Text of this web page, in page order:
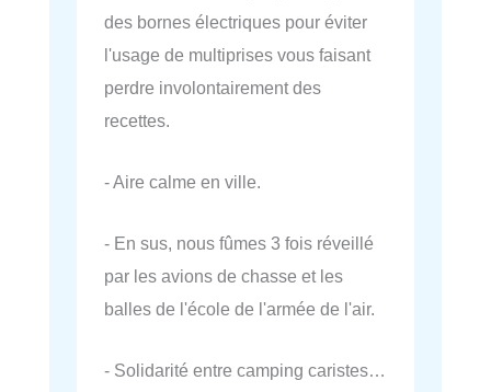
des bornes électriques pour éviter
l'usage de multiprises vous faisant
perdre involontairement des
recettes.
- Aire calme en ville.
- En sus, nous fûmes 3 fois réveillé
par les avions de chasse et les
balles de l'école de l'armée de l'air.
- Solidarité entre camping caristes…